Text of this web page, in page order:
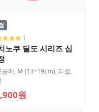
1
노쿠 딜도 시리즈 심
공예, M (13~19cm), 리얼,
원